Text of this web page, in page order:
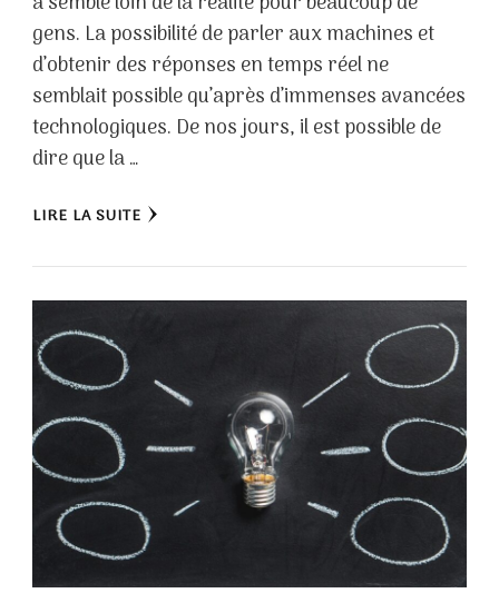
gens. La possibilité de parler aux machines et
d’obtenir des réponses en temps réel ne
semblait possible qu’après d’immenses avancées
technologiques. De nos jours, il est possible de
dire que la …
LIRE LA SUITE